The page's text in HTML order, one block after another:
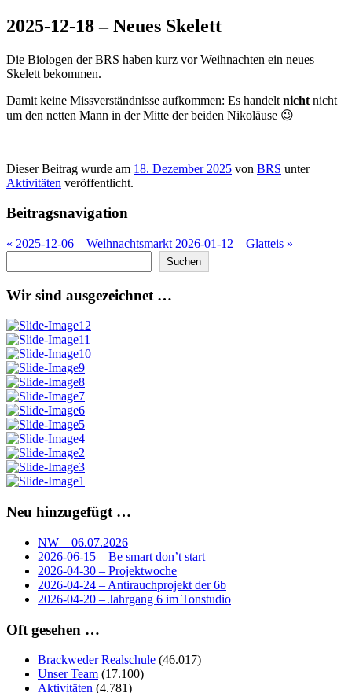
2025-12-18 – Neues Skelett
Die Biologen der BRS haben kurz vor Weihnachten ein neues
Skelett bekommen.
Damit keine Missverständnisse aufkommen: Es handelt nicht nicht
um den netten Mann in der Mitte der beiden Nikoläuse 😉
Dieser Beitrag wurde am 18. Dezember 2025 von BRS unter
Aktivitäten veröffentlicht.
Beitragsnavigation
« 2025-12-06 – Weihnachtsmarkt 2026-01-12 – Glatteis »
Suchen
Wir sind ausgezeichnet …
Neu hinzugefügt …
NW – 06.07.2026
2026-06-15 – Be smart don’t start
2026-04-30 – Projektwoche
2026-04-24 – Antirauchprojekt der 6b
2026-04-20 – Jahrgang 6 im Tonstudio
Oft gesehen …
Brackweder Realschule (46.017)
Unser Team (17.100)
Aktivitäten (4.781)